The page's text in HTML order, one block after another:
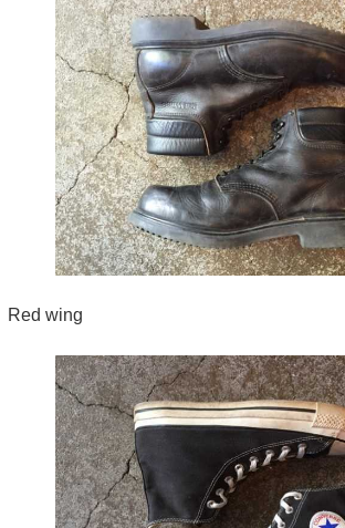
Red wing